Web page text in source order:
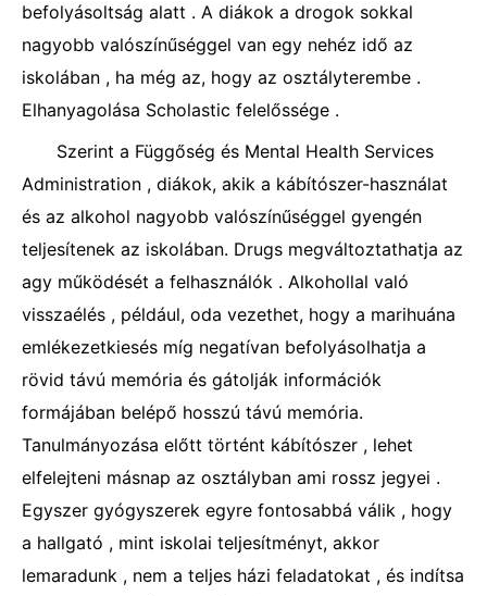
befolyásoltság alatt . A diákok a drogok sokkal
nagyobb valószínűséggel van egy nehéz idő az
iskolában , ha még az, hogy az osztályterembe .
Elhanyagolása Scholastic felelőssége .
Szerint a Függőség és Mental Health Services
Administration , diákok, akik a kábítószer-használat
és az alkohol nagyobb valószínűséggel gyengén
teljesítenek az iskolában. Drugs megváltoztathatja az
agy működését a felhasználók . Alkohollal való
visszaélés , például, oda vezethet, hogy a marihuána
emlékezetkiesés míg negatívan befolyásolhatja a
rövid távú memória és gátolják információk
formájában belépő hosszú távú memória.
Tanulmányozása előtt történt kábítószer , lehet
elfelejteni másnap az osztályban ami rossz jegyei .
Egyszer gyógyszerek egyre fontosabbá válik , hogy
a hallgató , mint iskolai teljesítményt, akkor
lemaradunk , nem a teljes házi feladatokat , és indítsa